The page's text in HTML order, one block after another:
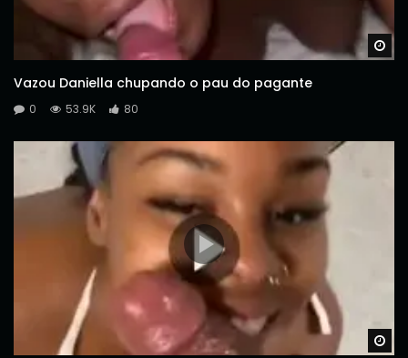
Vazou Daniella chupando o pau do pagante
0 53.9K 80